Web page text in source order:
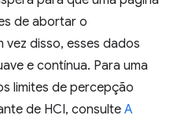
de abortar o
vez disso, esses dados
e contínua. Para uma
limites de percepção
de HCI, consulte A